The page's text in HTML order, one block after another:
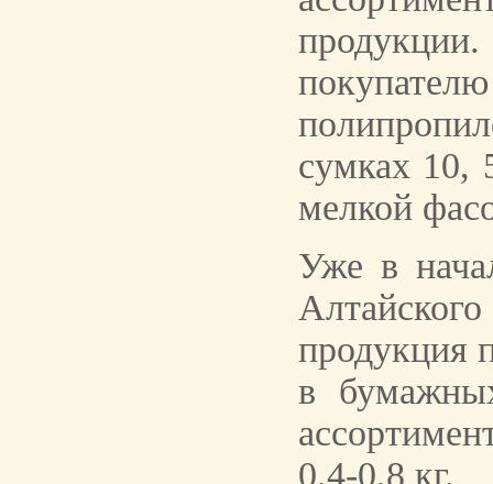
сумках 10,
мелкой
Уже в
продукция
в
0,4-0,8 кг.